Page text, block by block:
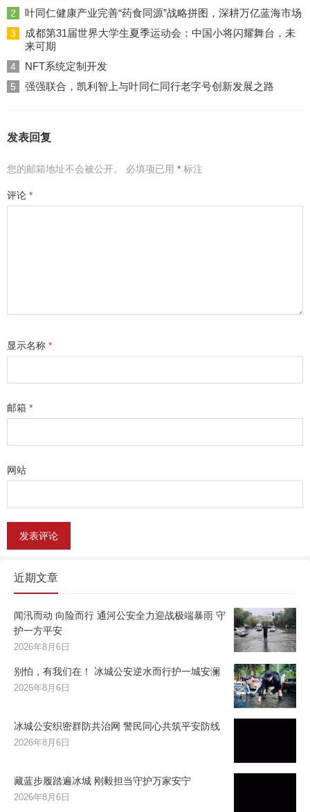
2 叶同仁健康产业完善“药食同源”战略拼图，深耕万亿蓝海市场
3
成都第31届世界大学生夏季运动会：中国小将闪耀舞台，未
来可期
4 NFT系统定制开发
5 强强联合，凯利智上与叶同仁同行老字号创新发展之路
发表回复
您的邮箱地址不会被公开。 必填项已用 * 标注
评论 *
显示名称 *
邮箱 *
网站
近期文章
闻汛而动 向险而行 通河公安全力迎战极端暴雨 守
护一方平安
2026年8月6日
别怕，有我们在！ 冰城公安逆水而行护一城安澜
2026年8月6日
冰城公安织密群防共治网 警民同心共筑平安防线
2026年8月6日
藏蓝步履踏遍冰城 刚毅担当守护万家安宁
2026年8月6日